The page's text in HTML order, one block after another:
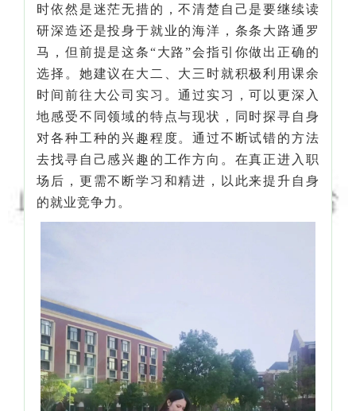
时依然是迷茫无措的，不清楚自己是要继续读
研深造还是投身于就业的海洋，条条大路通罗
马，但前提是这条“大路”会指引你做出正确的
选择。她建议在大二、大三时就积极利用课余
时间前往大公司实习。通过实习，可以更深入
地感受不同领域的特点与现状，同时探寻自身
对各种工种的兴趣程度。通过不断试错的方法
去找寻自己感兴趣的工作方向。在真正进入职
场后，更需不断学习和精进，以此来提升自身
的就业竞争力。